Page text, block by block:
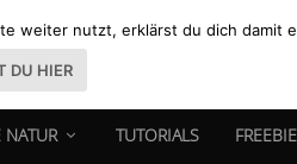
NATUR TUTORIALS
weiter nutzt, erklärst du dich damit
DU HIER